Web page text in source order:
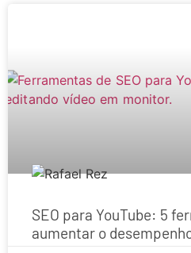
SEO para YouTube: 5
aumentar o